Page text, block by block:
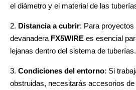
el diámetro y el material de las
2. Distancia a cubrir: Para
devanadera FX5WIRE es esencial
lejanas dentro del sistema de tuberías.
3. Condiciones del entorno: Si
obstruidas, necesitarás accesorios